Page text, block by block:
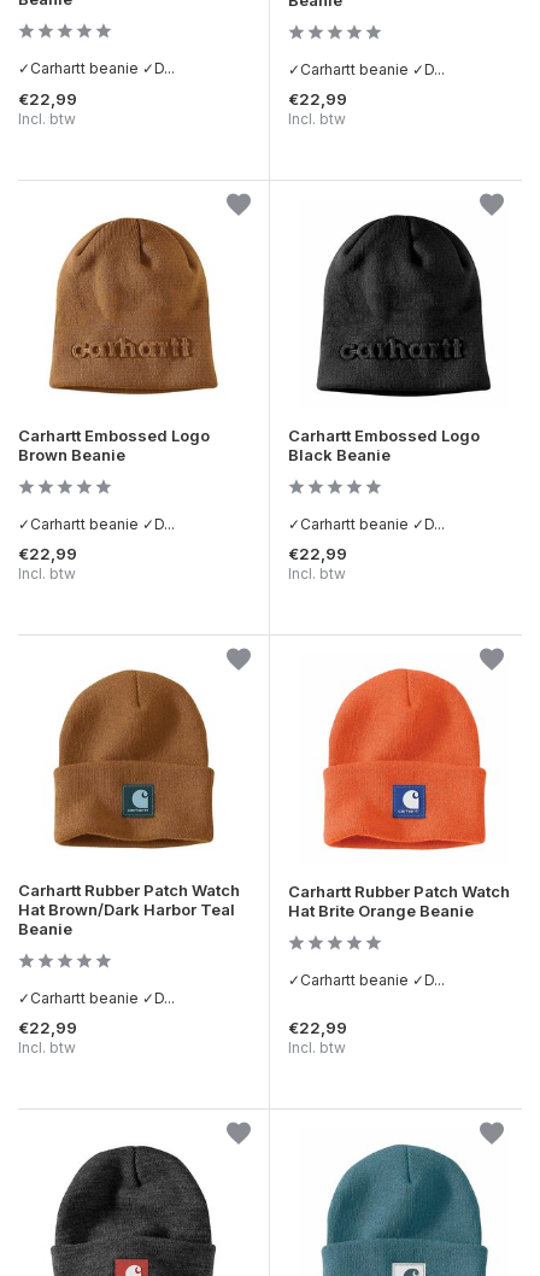
✓Carhartt beanie ✓D...
€22,99
Incl. btw
✓Carhartt beanie ✓D...
€22,99
Incl. btw
Carhartt Embossed Logo
Brown Beanie
✓Carhartt beanie ✓D...
€22,99
Incl. btw
Carhartt Embossed Logo
Black Beanie
✓Carhartt beanie ✓D...
€22,99
Incl. btw
Carhartt Rubber Patch Watch
Hat Brown/Dark Harbor Teal
Beanie
✓Carhartt beanie ✓D...
€22,99
Incl. btw
Carhartt Rubber Patch Watch
Hat Brite Orange Beanie
✓Carhartt beanie ✓D...
€22,99
Incl. btw